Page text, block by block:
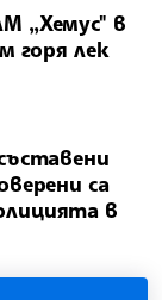
„Хемус" в
горя лек
са
в